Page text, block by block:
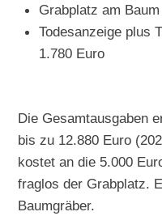
Grabplatz am
Todesanzeige plus
1.780 Euro
Die Gesamtausgaben
bis zu 12.880 Euro
kostet an die 5.000
fraglos der Grabplatz.
Baumgräber.